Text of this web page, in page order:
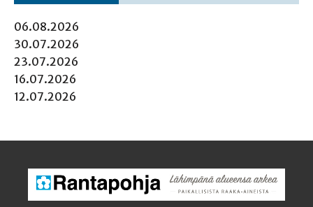
06.08.2026
30.07.2026
23.07.2026
16.07.2026
12.07.2026